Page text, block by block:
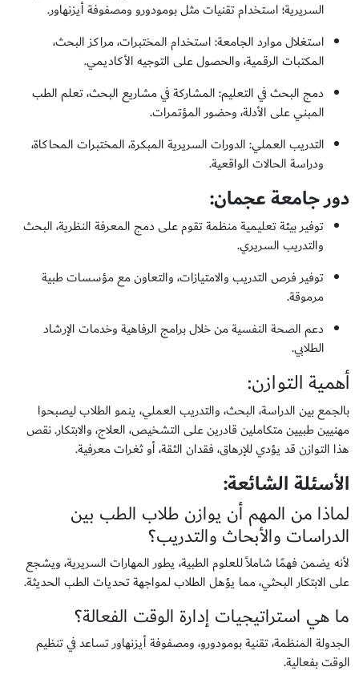
السريرية؛ استخدام تقنيات مثل بومودورو ومصفوفة أيزنهاور.
استغلال موارد الجامعة: استخدام المختبرات، مراكز البحث،
المكتبات الرقمية، والحصول على التوجيه الأكاديمي.
دمج البحث في التعليم: المشاركة في مشاريع البحث، تعلم الطب
المبني على الأدلة، وحضور المؤتمرات.
التدريب العملي: الدورات السريرية المبكرة، المختبرات المحاكاة،
ودراسة الحالات الواقعية.
دور جامعة عجمان:
توفير بيئة تعليمية منظمة تقوم على دمج المعرفة النظرية، البحث
والتدريب السريري.
توفير فرص التدريب والامتيازات، والتعاون مع مؤسسات طبية
مرموقة.
دعم الصحة النفسية من خلال برامج الرفاهية وخدمات الإرشاد
الطلابي.
أهمية التوازن:
بالجمع بين الدراسة، البحث، والتدريب العملي، ينمو الطلاب ليصبحوا
مهنيين طبيين متكاملين قادرين على التشخيص، العلاج، والابتكار. نقص
هذا التوازن قد يؤدي للإرهاق، فقدان الثقة، أو ثغرات معرفية.
الأسئلة الشائعة:
لماذا من المهم أن يوازن طلاب الطب بين
الدراسات والأبحاث والتدريب؟
لأنه يضمن فهمًا شاملاً للعلوم الطبية، يطور المهارات السريرية، ويشجع
على الابتكار البحثي، مما يؤهل الطلاب لمواجهة تحديات الطب الحديثة.
ما هي استراتيجيات إدارة الوقت الفعالة؟
الجدولة المنظمة، تقنية بومودورو، ومصفوفة أيزنهاور تساعد في تنظيم
الوقت بفعالية.